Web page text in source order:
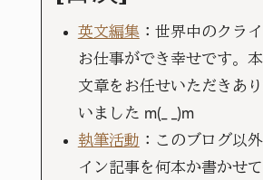
英文編集：世界中のクラ
お仕事ができ幸せです。
文章をお任せいただきあ
いました m(_ _)m
執筆活動 ：このブログ以
イン記事を何本か書かせ